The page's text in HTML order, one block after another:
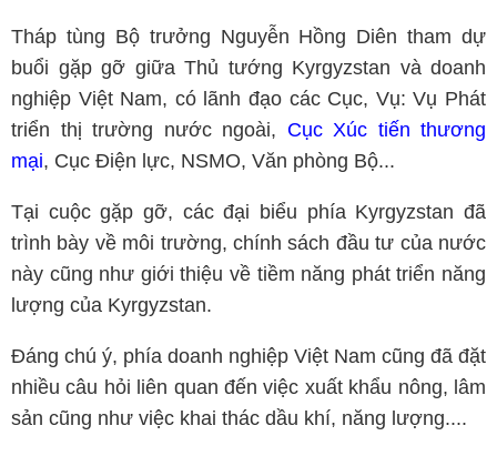
Tháp tùng Bộ trưởng Nguyễn Hồng Diên tham dự
buổi gặp gỡ giữa Thủ tướng Kyrgyzstan và doanh
nghiệp Việt Nam, có lãnh đạo các Cục, Vụ: Vụ Phát
triển thị trường nước ngoài, Cục Xúc tiến thương
mại, Cục Điện lực, NSMO, Văn phòng Bộ...
Tại cuộc gặp gỡ, các đại biểu phía Kyrgyzstan đã
trình bày về môi trường, chính sách đầu tư của nước
này cũng như giới thiệu về tiềm năng phát triển năng
lượng của Kyrgyzstan.
Đáng chú ý, phía doanh nghiệp Việt Nam cũng đã đặt
nhiều câu hỏi liên quan đến việc xuất khẩu nông, lâm
sản cũng như việc khai thác dầu khí, năng lượng....